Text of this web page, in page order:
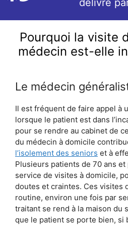
délivré
Pourquoi la visite
médecin est-elle
Le médecin
Il est fréquent de faire appel à
lorsque le patient est dans
pour se rendre au cabinet de
du médecin à domicile
l’isolement des seniors et à
Plusieurs patients de 70 ans
service de visites à domicile,
doutes et craintes. Ces visites
routine, environ une fois par
traitant se rend à la maison du
que le patient se porte bien, si